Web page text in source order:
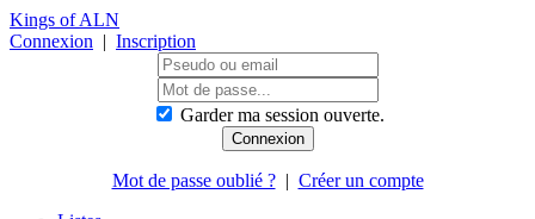
Kings of ALN
Connexion | Inscription
Garder ma session ouverte.
Mot de passe oublié ?| Créer un compte